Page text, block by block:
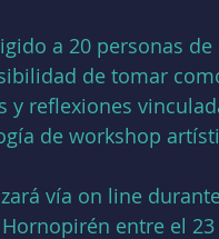
a 20 personas
de tomar
y reflexiones
de workshop
vía on line
entre el 23